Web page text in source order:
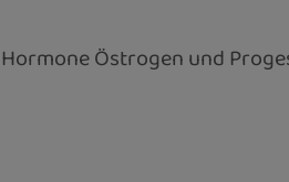
Östrogen und